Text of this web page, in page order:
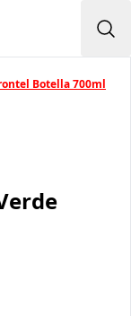
Botella 700ml